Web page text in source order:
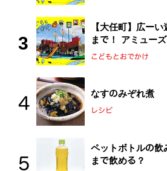
【大任町】広ー
まで！ アミュー
おとう桜街道
こどもとおでかけ
なすのみぞれ煮
レシピ
ペットボトルの飲
まで飲める？